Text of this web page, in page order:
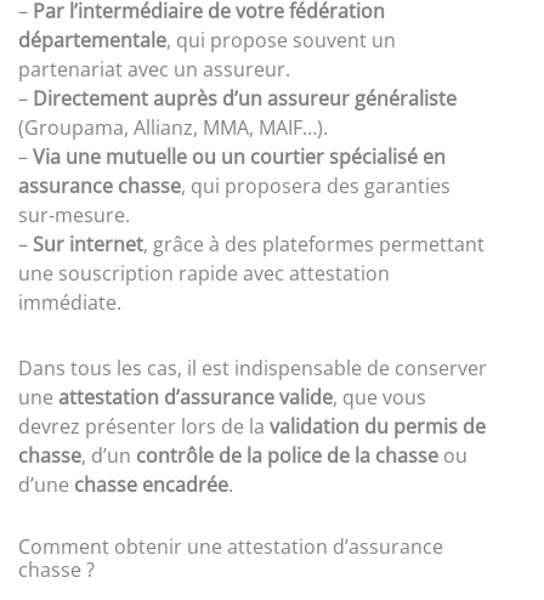
– Par l’intermédiaire de votre fédération
départementale, qui propose souvent un
partenariat avec un assureur.
– Directement auprès d’un assureur généraliste
(Groupama, Allianz, MMA, MAIF…).
–Via une mutuelle ou un courtier spécialisé en
assurance chasse, qui proposera des garanties
sur-mesure.
– Sur internet, grâce à des plateformes permettant
une souscription rapide avec attestation
immédiate.
Dans tous les cas, il est indispensable de conserver
une attestation d’assurance valide, que vous
devrez présenter lors de la validation du permis de
chasse, d’un contrôle de la police de la chasse ou
d’une chasse encadrée.
Comment obtenir une attestation d’assurance
chasse ?